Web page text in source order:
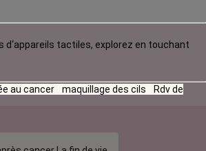
tactiles, explorez en touchant
au cancer maquillage des cils
Rdv de